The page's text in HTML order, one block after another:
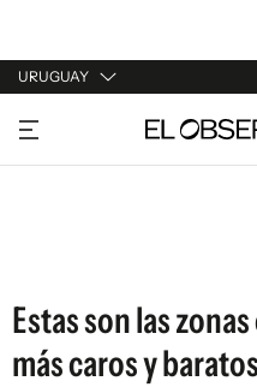
URUGUAY
URUGUAY
ARGENTINA
Estas son las
más caros y